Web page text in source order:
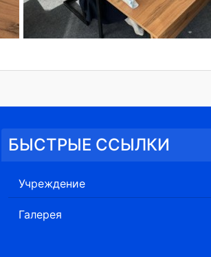
БЫСТРЫЕ ССЫЛКИ
Учреждение
Галерея